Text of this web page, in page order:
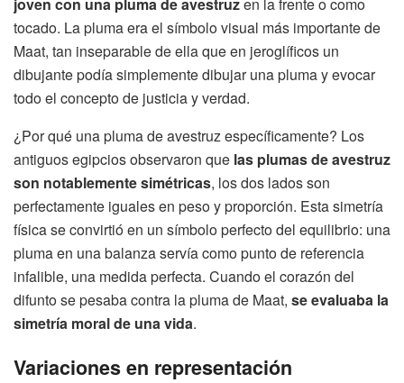
tocado. La pluma era el símbolo visual más importante de
Maat, tan inseparable de ella que en jeroglíficos un
dibujante podía simplemente dibujar una pluma y evocar
todo el concepto de justicia y verdad.
¿Por qué una pluma de avestruz específicamente? Los
antiguos egipcios observaron que las plumas de avestruz
son notablemente simétricas, los dos lados son
perfectamente iguales en peso y proporción. Esta simetría
física se convirtió en un símbolo perfecto del equilibrio: una
pluma en una balanza servía como punto de referencia
infalible, una medida perfecta. Cuando el corazón del
difunto se pesaba contra la pluma de Maat, se evaluaba la
simetría moral de una vida.
Variaciones en representación